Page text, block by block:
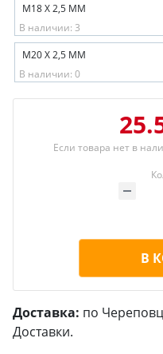
М18 Х 2,5 ММ
В наличии: 3
М20 Х 2,5 ММ
В наличии: 0
Если товара нет в
В
Доставка: по
Доставки.